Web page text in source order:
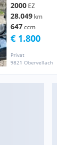
2000 EZ
28.049 km
647ccm
Privat
9821 Obervellach
€ 1.800